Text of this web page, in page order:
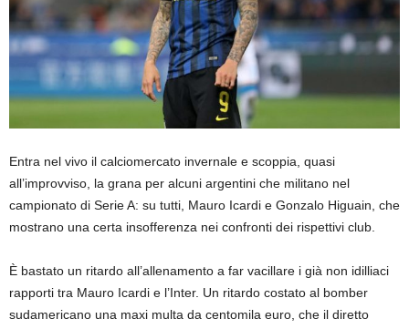
Entra nel vivo il calciomercato invernale e scoppia, quasi
all’improvviso, la grana per alcuni argentini che militano nel
campionato di Serie A: su tutti, Mauro Icardi e Gonzalo Higuain, che
mostrano una certa insofferenza nei confronti dei rispettivi club.
È bastato un ritardo all’allenamento a far vacillare i già non idilliaci
rapporti tra Mauro Icardi e l’Inter. Un ritardo costato al bomber
sudamericano una maxi multa da centomila euro, che il diretto